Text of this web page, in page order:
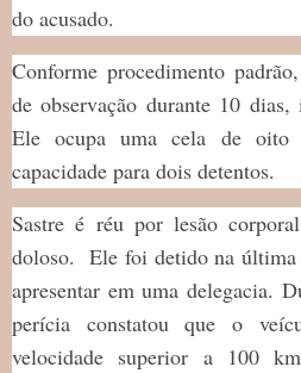
do acusado.
Conforme procedimento
de observação durante 10 dias,
Ele ocupa uma cela de oito
capacidade para dois detentos.
Sastre é réu por lesão
doloso. Ele foi detido na última
apresentar em uma delegacia.
perícia constatou que o
velocidade superior a 100